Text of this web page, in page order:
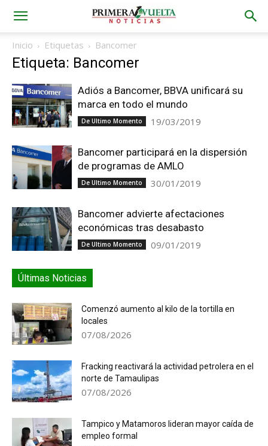
Inicio Etiquetas Bancomer
Etiqueta: Bancomer
Adiós a Bancomer, BBVA unificará su
marca en todo el mundo
De Ultimo Momento 19/03/2019
Bancomer participará en la dispersión
de programas de AMLO
De Ultimo Momento 30/01/2019
Bancomer advierte afectaciones
económicas tras desabasto
De Ultimo Momento 09/01/2019
Últimas Noticias
Comenzó aumento al kilo de la tortilla en
locales
07/08/2026
Fracking reactivará la actividad petrolera en el
norte de Tamaulipas
07/08/2026
Tampico y Matamoros lideran mayor caída de
empleo formal